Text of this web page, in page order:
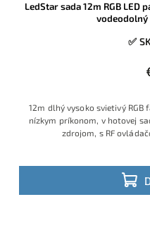
LedStar sada 12m RGB LED
✅
12m dlhý vysoko svietivý RGB
nízkym príkonom, v hotovej
zdrojom, s RF